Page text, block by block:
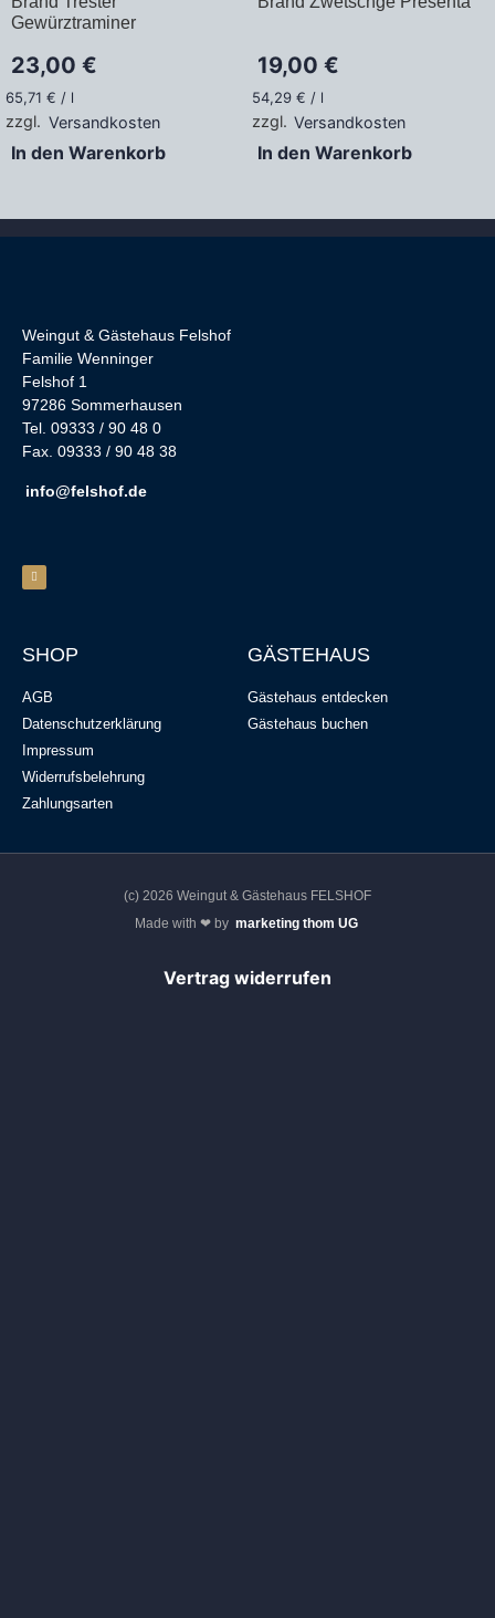
Gewürztraminer
23,00 €
65,71 € / l
zzgl. Versandkosten
In den Warenkorb
19,00 €
54,29 € / l
zzgl. Versandkosten
In den Warenkorb
Weingut & Gästehaus Felshof
Familie Wenninger
Felshof 1
97286 Sommerhausen
Tel. 09333 / 90 48 0
Fax. 09333 / 90 48 38
info@felshof.de
SHOP
AGB
Datenschutzerklärung
Impressum
Widerrufsbelehrung
Zahlungsarten
GÄSTEHAUS
Gästehaus entdecken
Gästehaus buchen
(c) 2026 Weingut & Gästehaus FELSHOF
Made with ❤ by marketing thom UG
Vertrag widerrufen